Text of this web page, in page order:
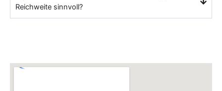
Reichweite sinnvoll?